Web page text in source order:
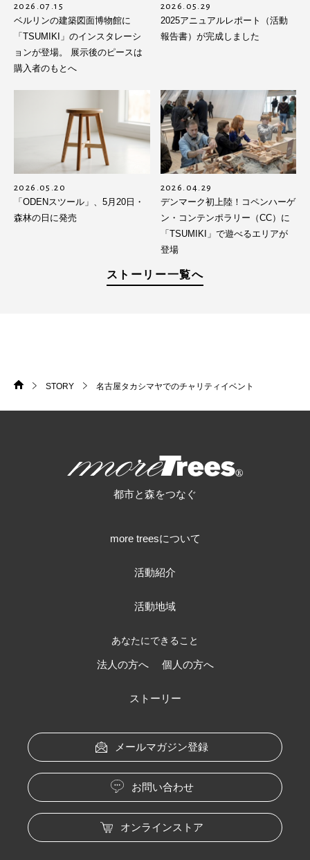
2026.07.15
ベルリンの建築図面博物館に
「TSUMIKI」のインスタレーシ
ョンが登場。 展示後のピースは
購入者のもとへ
2026.05.29
2025アニュアルレポート（活動
報告書）が完成しました
2026.05.20
「ODENスツール」、5月20日・
森林の日に発売
2026.04.29
デンマーク初上陸！コペンハーゲ
ン・コンテンポラリー（CC）に
「TSUMIKI」で遊べるエリアが
登場
ストーリー一覧へ
STORY
名古屋タカシマヤでのチャリティイベント
都市と森をつなぐ
more treesについて
活動紹介
活動地域
あなたにできること
法人の方へ 個人の方へ
ストーリー
メールマガジン登録
お問い合わせ
オンラインストア